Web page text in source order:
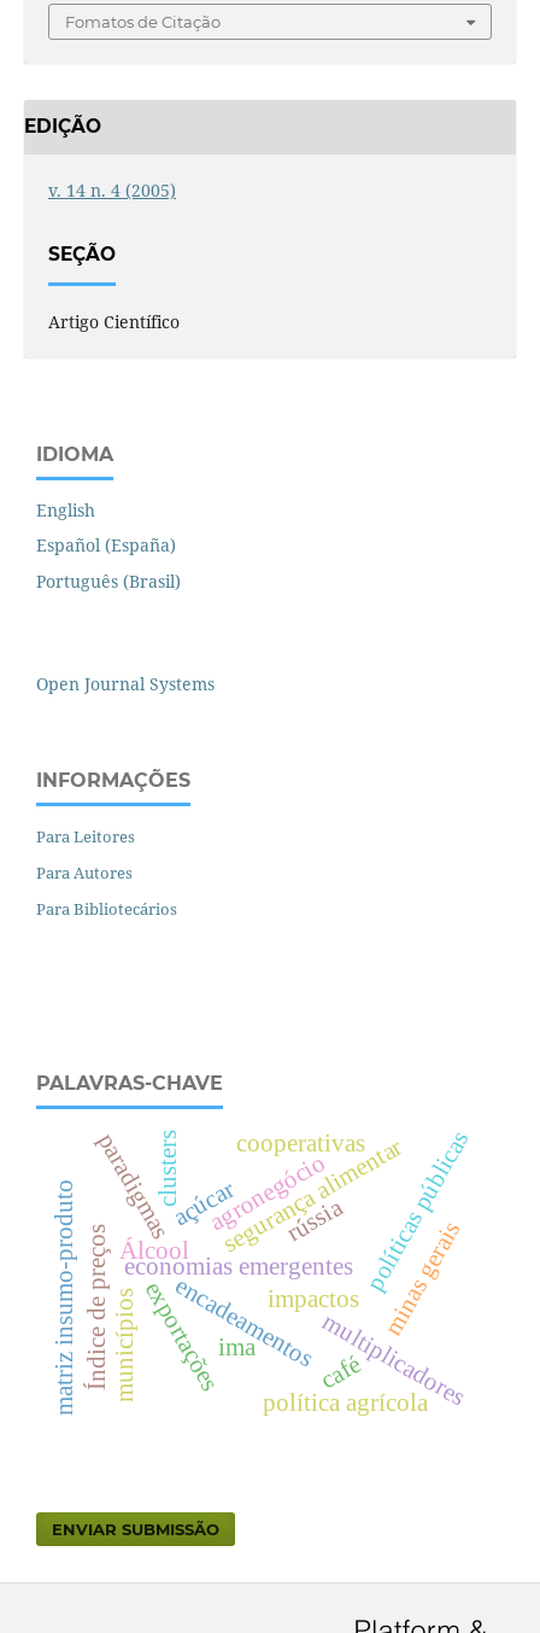
Fomatos de Citação
EDIÇÃO
v. 14 n. 4 (2005)
SEÇÃO
Artigo Científico
IDIOMA
English
Español (España)
Português (Brasil)
Open Journal Systems
INFORMAÇÕES
Para Leitores
Para Autores
Para Bibliotecários
PALAVRAS-CHAVE
economias emergentes políticas públicas
segurança alimentar
Índice de preços
açúcar
Álcool
exportações
cooperativas
impactos
encadeamentos
matriz insumo-produto multiplicadores
agronegócio
minas gerais
café
clusters
ima
municípios política agrícola
paradigmas rússia
ENVIAR SUBMISSÃO